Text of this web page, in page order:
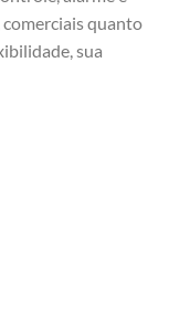
quanto
sua